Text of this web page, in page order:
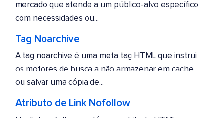
mercado que atende a um público-alvo específico
com necessidades ou...
Tag Noarchive
A tag noarchive é uma meta tag HTML que instrui
os motores de busca a não armazenar em cache
ou salvar uma cópia de...
Atributo de Link Nofollow